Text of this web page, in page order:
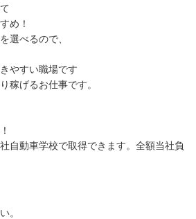
め！
選べるので、
やすい職場です
稼げるお仕事です。
自動車学校で取得できます。全額当社負
。